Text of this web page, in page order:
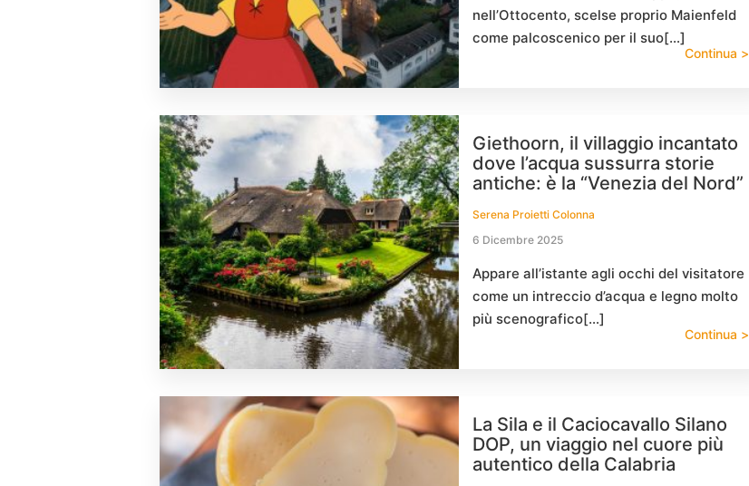
nell’Ottocento, scelse proprio Maienfeld
come palcoscenico per il suo[…]
Continua >
Giethoorn, il villaggio incantato
dove l’acqua sussurra storie
antiche: è la “Venezia del Nord”
Serena Proietti Colonna
6 Dicembre 2025
Appare all’istante agli occhi del visitatore
come un intreccio d’acqua e legno molto
più scenografico[…]
Continua >
La Sila e il Caciocavallo Silano
DOP, un viaggio nel cuore più
autentico della Calabria